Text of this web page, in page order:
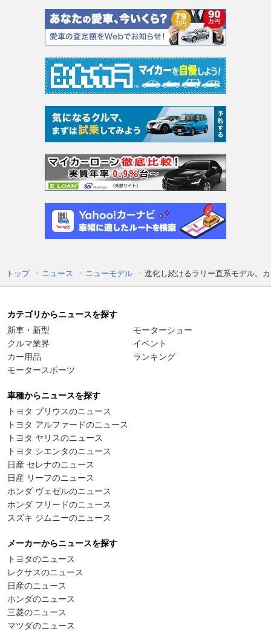
トップ ニュース ニューモデル 進化し続けるラリー直系モデル。
カテゴリからニュースを探す
新車・新型
クルマ業界
カー用品
モータースポーツ
モーターショー
イベント
ランキング
車種からニュースを探す
トヨタ プリウスのニュース
トヨタ アルファードのニュース
トヨタ ヤリスのニュース
トヨタ シエンタのニュース
日産 セレナのニュース
日産 リーフのニュース
ホンダ ヴェゼルのニュース
ホンダ フリードのニュース
スズキ ジムニーのニュース
メーカーからニュースを探す
トヨタのニュース
レクサスのニュース
日産のニュース
ホンダのニュース
三菱のニュース
マツダのニュース